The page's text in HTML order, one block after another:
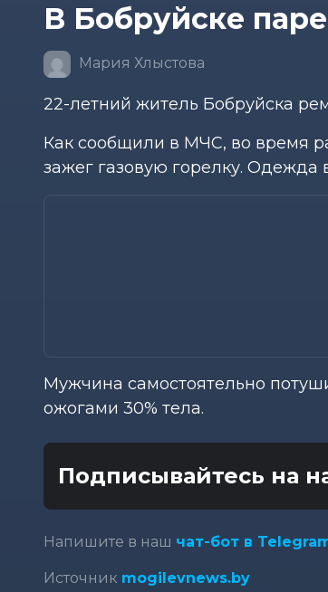
В Бобруйске
Мария Хлыстова
22-летний житель Бобруйска
Как сообщили в МЧС, во время
зажег газовую горелку. Одежда
Мужчина самостоятельно
ожогами 30% тела.
Подписывайтесь на
Напишите в наш чат-бот в
Источник mogilevnews.by